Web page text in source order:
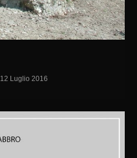
12 Luglio 2016